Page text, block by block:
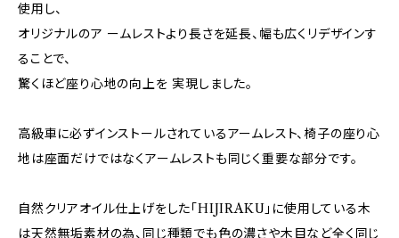
使用し、
オリジナルのア ームレストより長さを延長、幅も広くリデザインす
ることで、
驚くほど座り心地の向上を 実現しました。
高級車に必ずインストールされているアームレスト、椅子の座り心
地は座面だけではなくアームレストも同じく重要な部分です。
自然クリアオイル仕上げをした「HIJIRAKU」に使用している木
は天然無垢素材の為、同じ種類でも色の濃さや木目など全く同じ